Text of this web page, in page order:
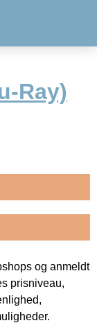
Ray)
og anmeldt
prisniveau,